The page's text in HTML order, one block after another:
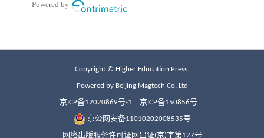
Copyright © Higher Education Press.
Powered by Beijing Magtech Co. Ltd
京ICP备12020869号-1 京ICP备150856号
京公网安备11010202008535号
网络出版服务许可证网出证(京)字第127号